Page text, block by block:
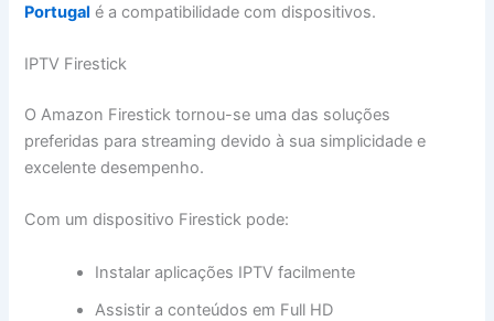
Portugal é a compatibilidade com dispositivos.
IPTV Firestick
O Amazon Firestick tornou-se uma das soluções
preferidas para streaming devido à sua simplicidade e
excelente desempenho.
Com um dispositivo Firestick pode:
Instalar aplicações IPTV facilmente
Assistir a conteúdos em Full HD